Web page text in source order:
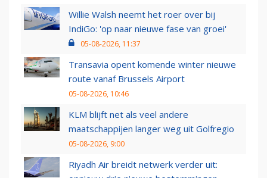
Willie Walsh neemt het roer over bij
IndiGo: 'op naar nieuwe fase van groei'
05-08-2026, 11:37
Transavia opent komende winter nieuwe
route vanaf Brussels Airport
05-08-2026, 10:46
KLM blijft net als veel andere
maatschappijen langer weg uit Golfregio
05-08-2026, 9:00
Riyadh Air breidt netwerk verder uit: